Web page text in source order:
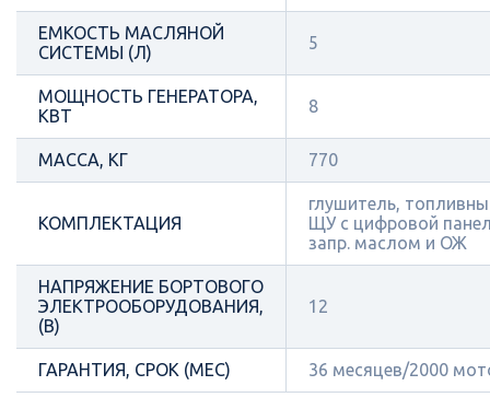
ЕМКОСТЬ МАСЛЯНОЙ
СИСТЕМЫ (Л)
5
МОЩНОСТЬ ГЕНЕРАТОРА,
КВТ
8
МАССА, КГ 770
КОМПЛЕКТАЦИЯ
глушитель,
ЩУ с цифровой
запр. маслом и ОЖ
НАПРЯЖЕНИЕ БОРТОВОГО
ЭЛЕКТРООБОРУДОВАНИЯ,
(В)
12
ГАРАНТИЯ, СРОК (МЕС) 36 месяцев/2000